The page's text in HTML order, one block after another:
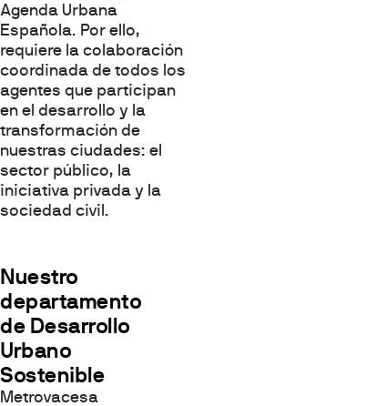
Agenda Urbana
Española. Por ello,
requiere la colaboración
coordinada de todos los
agentes que participan
en el desarrollo y la
transformación de
nuestras ciudades: el
sector público, la
iniciativa privada y la
sociedad civil.
Nuestro
departamento
de Desarrollo
Urbano
Sostenible
Metrovacesa